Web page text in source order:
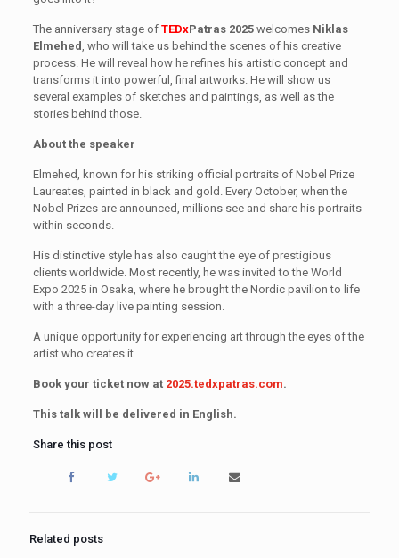
The anniversary stage of TEDxPatras 2025welcomes Niklas
Elmehed , who will take us behind the scenes of his creative
process. He will reveal how he refines his artistic concept and
transforms it into powerful, final artworks. He will show us
several examples of sketches and paintings, as well as the
stories behind those.
About the speaker
Elmehed, known for his striking official portraits of Nobel Prize
Laureates, painted in black and gold. Every October, when the
Nobel Prizes are announced, millions see and share his portraits
within seconds.
His distinctive style has also caught the eye of prestigious
clients worldwide. Most recently, he was invited to the World
Expo 2025 in Osaka, where he brought the Nordic pavilion to life
with a three-day live painting session.
A unique opportunity for experiencing art through the eyes of the
artist who creates it.
Book your ticket now at 2025.tedxpatras.com.
️This talk will be delivered in English.
Share this post
Related posts